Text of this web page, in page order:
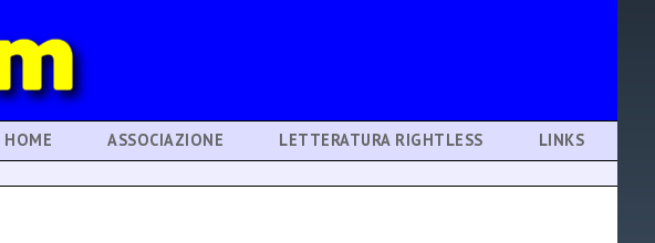
HOME ASSOCIAZIONE LETTERATURA RIGHTLESS
LINKS